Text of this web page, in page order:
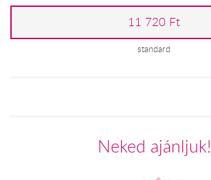
11 720 Ft
standard
Neked ajánljuk!